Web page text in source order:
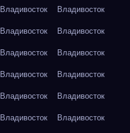
Владивосток
Владивосток
Владивосток
Владивосток
Владивосток
Владивосток
Владивосток
Владивосток
Владивосток
Владивосток
Владивосток
Владивосток